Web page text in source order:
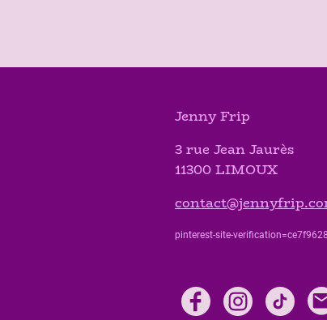
Jenny Frip
3 rue Jean Jaurès
11300 LIMOUX
pinterest-site-